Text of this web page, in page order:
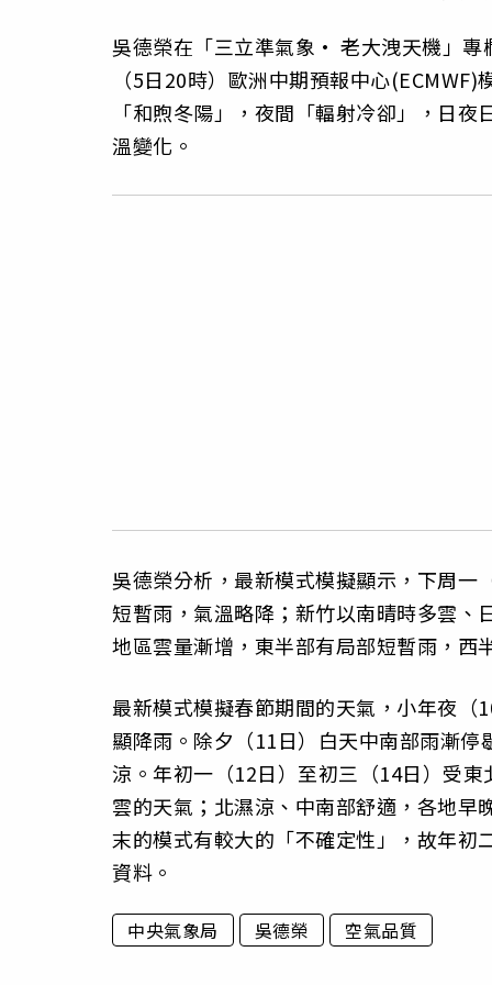
吳德榮在「三立準氣象· 老大洩天機」專
（5日20時）歐洲中期預報中心
「和煦冬陽」，夜間「輻射冷卻」，日
溫變化。
吳德榮分析，最新模式模擬顯示，下周一
短暫雨，氣溫略降；新竹以南晴時多雲、
地區雲量漸增，東半部有局部短暫雨，西
最新模式模擬春節期間的天氣，小年夜（
顯降雨。除夕（11日）白天中南部雨漸
涼。年初一（12日）至初三（14日）受
雲的天氣；北濕涼、中南部舒適，各地
末的模式有較大的「不確定性」，故年初
資料。
中央氣象局 吳德榮 空氣品質